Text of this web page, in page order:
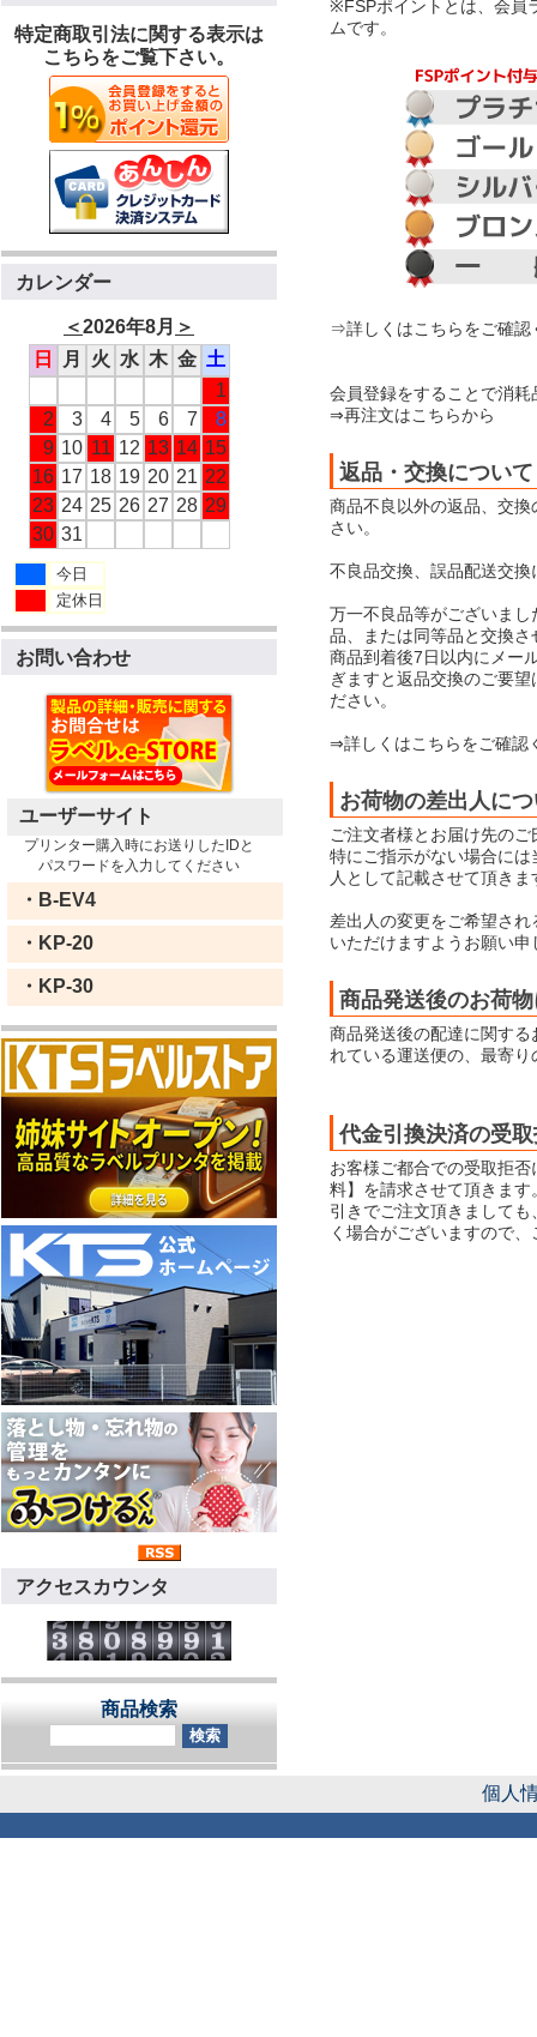
特定商取引法に関する表示は
こちらをご覧下さい。
カレンダー
＜2026年8月 ＞
日
月 火 水 木 金 土
1
2
3 4 5 6 7
8
9 10 11 12 13 14 15
16 17 18 19 20 21 22
23 24 25 26 27 28 29
30 31
今日
定休日
お問い合わせ
ユーザーサイト
プリンター購入時にお送りしたIDと
パスワードを入力してください
・B-EV4
・KP-20
・KP-30
アクセスカウンタ
商品検索
※FSPポイントとは、会員
ムです。
⇒詳しくはこちらをご確認
会員登録をすることで消
⇒再注文はこちらから
返品・交換について
商品不良以外の返品、交
さい。
不良品交換、誤品配送交
万一不良品等がございま
品、または同等品と交換
商品到着後7日以内にメー
ぎますと返品交換のご要
ださい。
⇒詳しくはこちらをご確認
お荷物の差出人に
ご注文者様とお届け先の
特にご指示がない場合に
人として記載させて頂きま
差出人の変更をご希望さ
いただけますようお願い申
商品発送後のお荷
商品発送後の配達に関す
れている運送便の、最寄
代金引換決済の受
お客様ご都合での受取拒
料】を請求させて頂きま
引きでご注文頂きまして
く場合がございますので
個人